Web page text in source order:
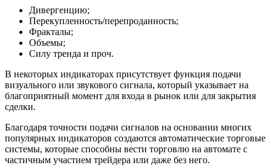
Дивергенцию;
Перекупленность/перепроданность;
Фракталы;
Объемы;
Силу тренда и проч.
В некоторых индикаторах присутствует функция подачи
визуального или звукового сигнала, который указывает на
благоприятный момент для входа в рынок или для закрытия
сделки.
Благодаря точности подачи сигналов на основании многих
популярных индикаторов создаются автоматические торговые
системы, которые способны вести торговлю на автомате с
частичным участием трейдера или даже без него.